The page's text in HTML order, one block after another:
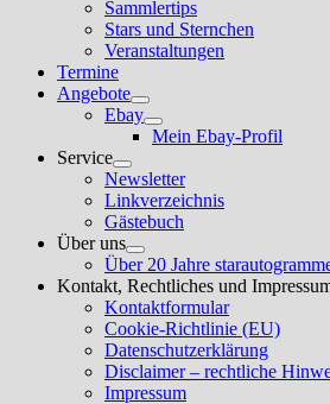
Sammlertips
Stars und Sternchen
Veranstaltungen
Termine
Angebote
Untermenü
anzeigen
Ebay
Untermenü
anzeigen
Mein Ebay-Profil
Service
Untermenü
anzeigen
Newsletter
Linkverzeichnis
Gästebuch
Über uns
Untermenü
anzeigen
Über 20 Jahre
Kontakt, Rechtliches und
Kontaktformular
Cookie-Richtlinie (EU)
Datenschutzerklärung
Disclaimer – rechtliche
Impressum